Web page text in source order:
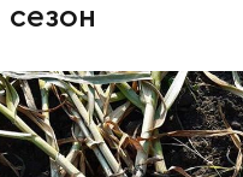
сезон